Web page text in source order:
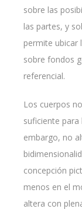
sobre las
las partes, y
permite ubicar
sobre fondos
referencial.
Los cuerpos
suficiente
embargo, no
concepción
menos en el
altera con